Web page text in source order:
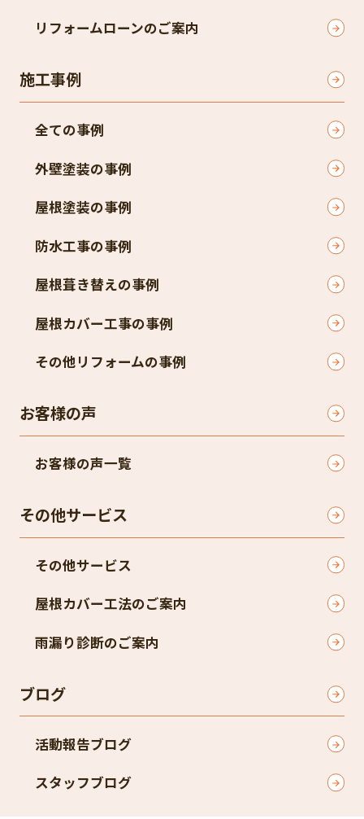
リフォームローンのご案内
施工事例
全ての事例
外壁塗装の事例
屋根塗装の事例
防水工事の事例
屋根葺き替えの事例
屋根カバー工事の事例
その他リフォームの事例
お客様の声
お客様の声一覧
その他サービス
その他サービス
屋根カバー工法のご案内
雨漏り診断のご案内
ブログ
活動報告ブログ
スタッフブログ